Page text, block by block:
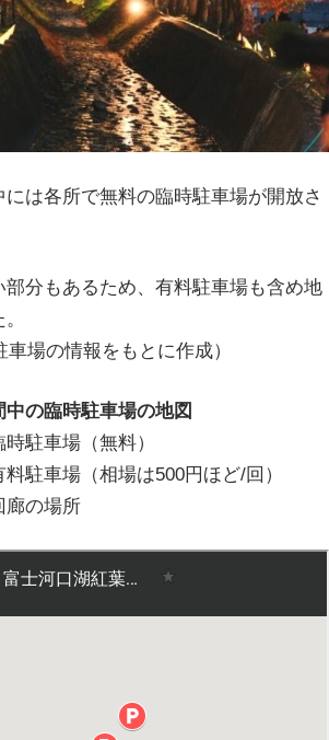
は各所で無料の臨時駐車場が開放さ
分もあるため、有料駐車場も含め地
車場の情報をもとに作成）
の臨時駐車場の地図
駐車場（無料）
駐車場（相場は500円ほど/回）
廊の場所